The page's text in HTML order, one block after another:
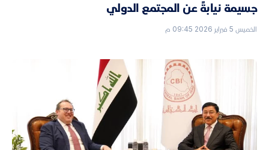
جسيمة نيابةً عن المجتمع الدولي
الخميس 5 فبراير 2026 09:45 م